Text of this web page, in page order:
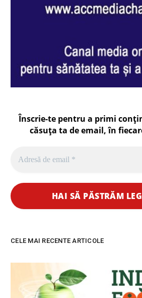
Înscrie-te pentru a primi
căsuța ta de email, în
CELE MAI RECENTE ARTICOLE